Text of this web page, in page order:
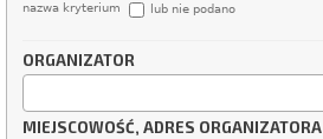
nazwa kryterium lub nie podano
ORGANIZATOR
MIEJSCOWOŚĆ, ADRES ORGANIZATORA